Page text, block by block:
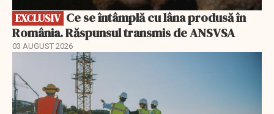
EXCLUSIV
România. Răspunsul transmis de ANSVSA
03 AUGUST 2026